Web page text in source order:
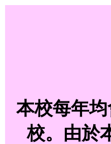
本校每年
校。由於